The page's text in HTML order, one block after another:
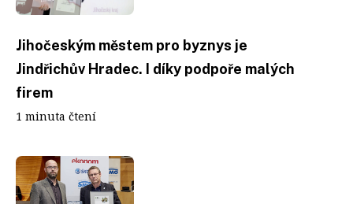
Jihočeským městem pro byznys je
Jindřichův Hradec. I díky podpoře malých
firem
1 minuta čtení